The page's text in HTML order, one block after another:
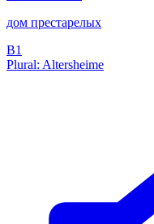
дом престарелых
B1
Plural: Altersheime